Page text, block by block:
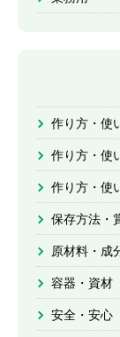
作り方・使
作り方・使
作り方・使
保存方法・
原材料・成
容器・資材
安全・安心